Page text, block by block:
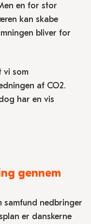
en for stor
kan skabe
bliver for
vi som
af CO2.
har en vis
gennem
samfund nedbringer
er danskerne